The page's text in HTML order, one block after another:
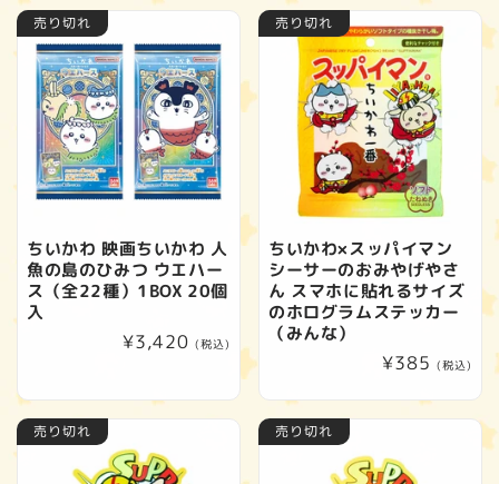
格
格
売り切れ
ちいかわ 映画ちいかわ 人
魚の島のひみつ ウエハー
ス（全22種）1BOX 20個
入
通
格
¥3,420 (税込)
売り切れ
ちいかわ×スッパイマン
シーサーのおみやげやさ
ん スマホに貼れるサイズ
のホログラムステッカー
（みんな）
通
¥385 (税込)
売り切れ 売り切れ